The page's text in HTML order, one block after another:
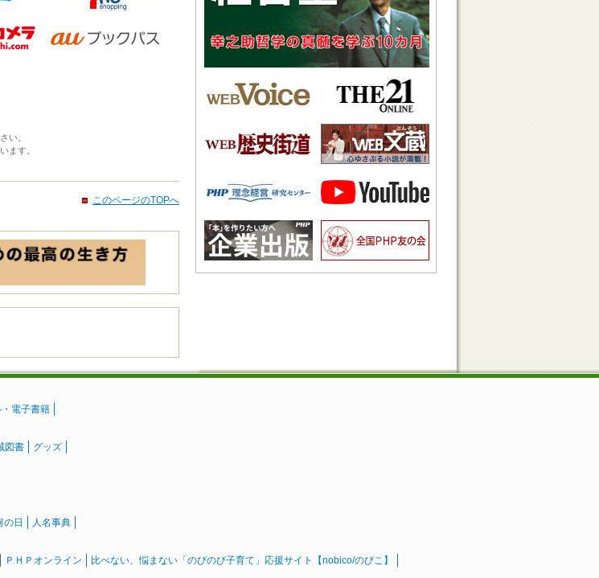
い。
ます。
このページのTOPへ
電子書籍
図書 グッズ
の日 人名事典
ＰＨＰオンライン 比べない、悩まない「のびのび子育て」応援サイト【nobico/のびこ】